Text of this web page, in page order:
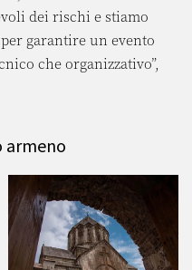
dei rischi e stiamo
garantire un evento
che organizzativo”,
armeno